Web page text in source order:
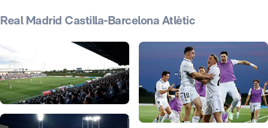
Real Madrid Castilla-Barcelona Atlètic